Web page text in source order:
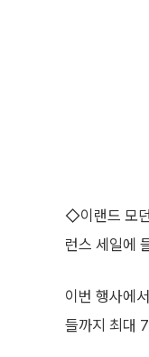
◇이랜드 모
런스 세일에
이번 행사에
들까지 최대